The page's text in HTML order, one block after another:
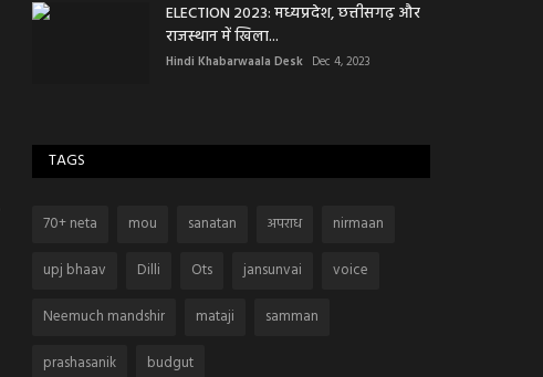
ELECTION 2023: मध्यप्रदेश, छत्तीसगढ़ और
राजस्थान में खिला...
Hindi Khabarwaala Desk Dec 4, 2023
TAGS
70+ neta mou sanatan अपराध
nirmaan
upj bhaav
Dilli Ots jansunvai
voice
Neemuch mandshir
mataji
samman
prashasanik
budgut